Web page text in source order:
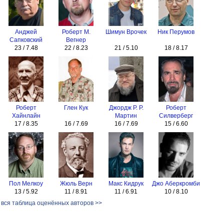
Анджей
Сапковский
23 / 7.48
Роберт М.
Вегнер
22 / 8.23
Шимун Врочек
21 / 5.10
Ник Перумов
18 / 8.17
Роберт
Хайнлайн
17 / 8.35
Глен Кук
16 / 7.69
Джордж Р. Р.
Мартин
16 / 7.69
Роберт
Силверберг
15 / 6.60
Пол Мелкоу
13 / 5.92
Жюль Верн
11 / 8.91
Макс Кидрук
11 / 6.91
Джо Аберкромби
10 / 8.10
вся таблица оценённых авторов >>